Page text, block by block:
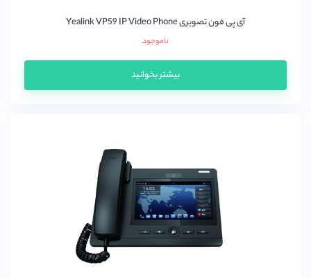
آی پی فون تصویری Yealink VP59 IP Video Phone
ناموجود
بیشتر بخوانید